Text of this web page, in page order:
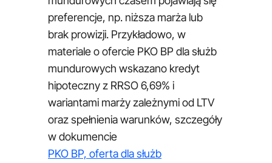
preferencje, np. niższa marża lub
brak prowizji. Przykładowo, w
materiale o ofercie PKO BP dla służb
mundurowych wskazano kredyt
hipoteczny z RRSO 6,69% i
wariantami marży zależnymi od LTV
oraz spełnienia warunków, szczegóły
w dokumencie
PKO BP, oferta dla służb